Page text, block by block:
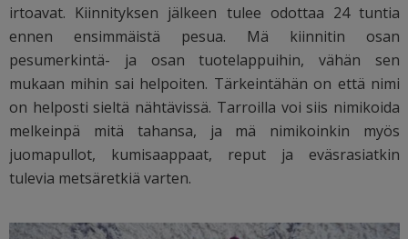
irtoavat. Kiinnityksen jälkeen tulee odottaa 24 tuntia
ennen ensimmäistä pesua. Mä kiinnitin osan
pesumerkintä- ja osan tuotelappuihin, vähän sen
mukaan mihin sai helpoiten. Tärkeintähän on että nimi
on helposti sieltä nähtävissä. Tarroilla voi siis nimikoida
melkeinpä mitä tahansa, ja mä nimikoinkin myös
juomapullot, kumisaappaat, reput ja eväsrasiatkin
tulevia metsäretkiä varten.